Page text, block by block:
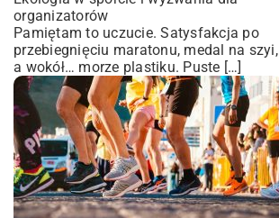
organizatorów
Pamiętam to uczucie. Satysfakcja po
przebiegnięciu maratonu, medal na szyi,
a wokół… morze plastiku. Puste […]